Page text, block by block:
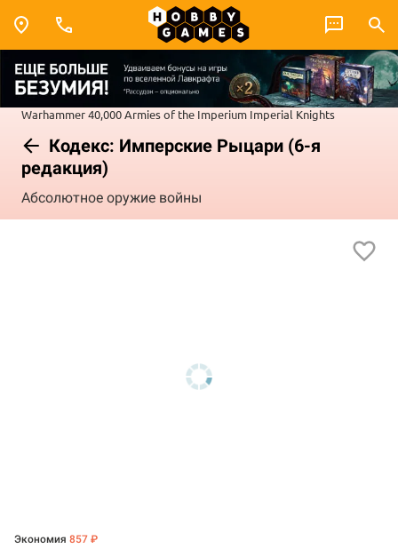
Warhammer 40,000Armies of the Imperium Imperial Knights
Кодекс: Имперские Рыцари (6-я
редакция)
Абсолютное оружие войны
Экономия 857 ₽